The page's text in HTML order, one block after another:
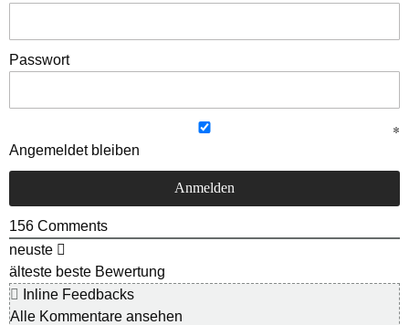
Passwort
Angemeldet bleiben
156 Comments
neuste
älteste beste Bewertung
Inline Feedbacks
Alle Kommentare ansehen